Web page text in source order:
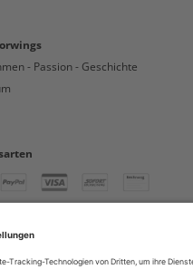
- Passion - Geschichte